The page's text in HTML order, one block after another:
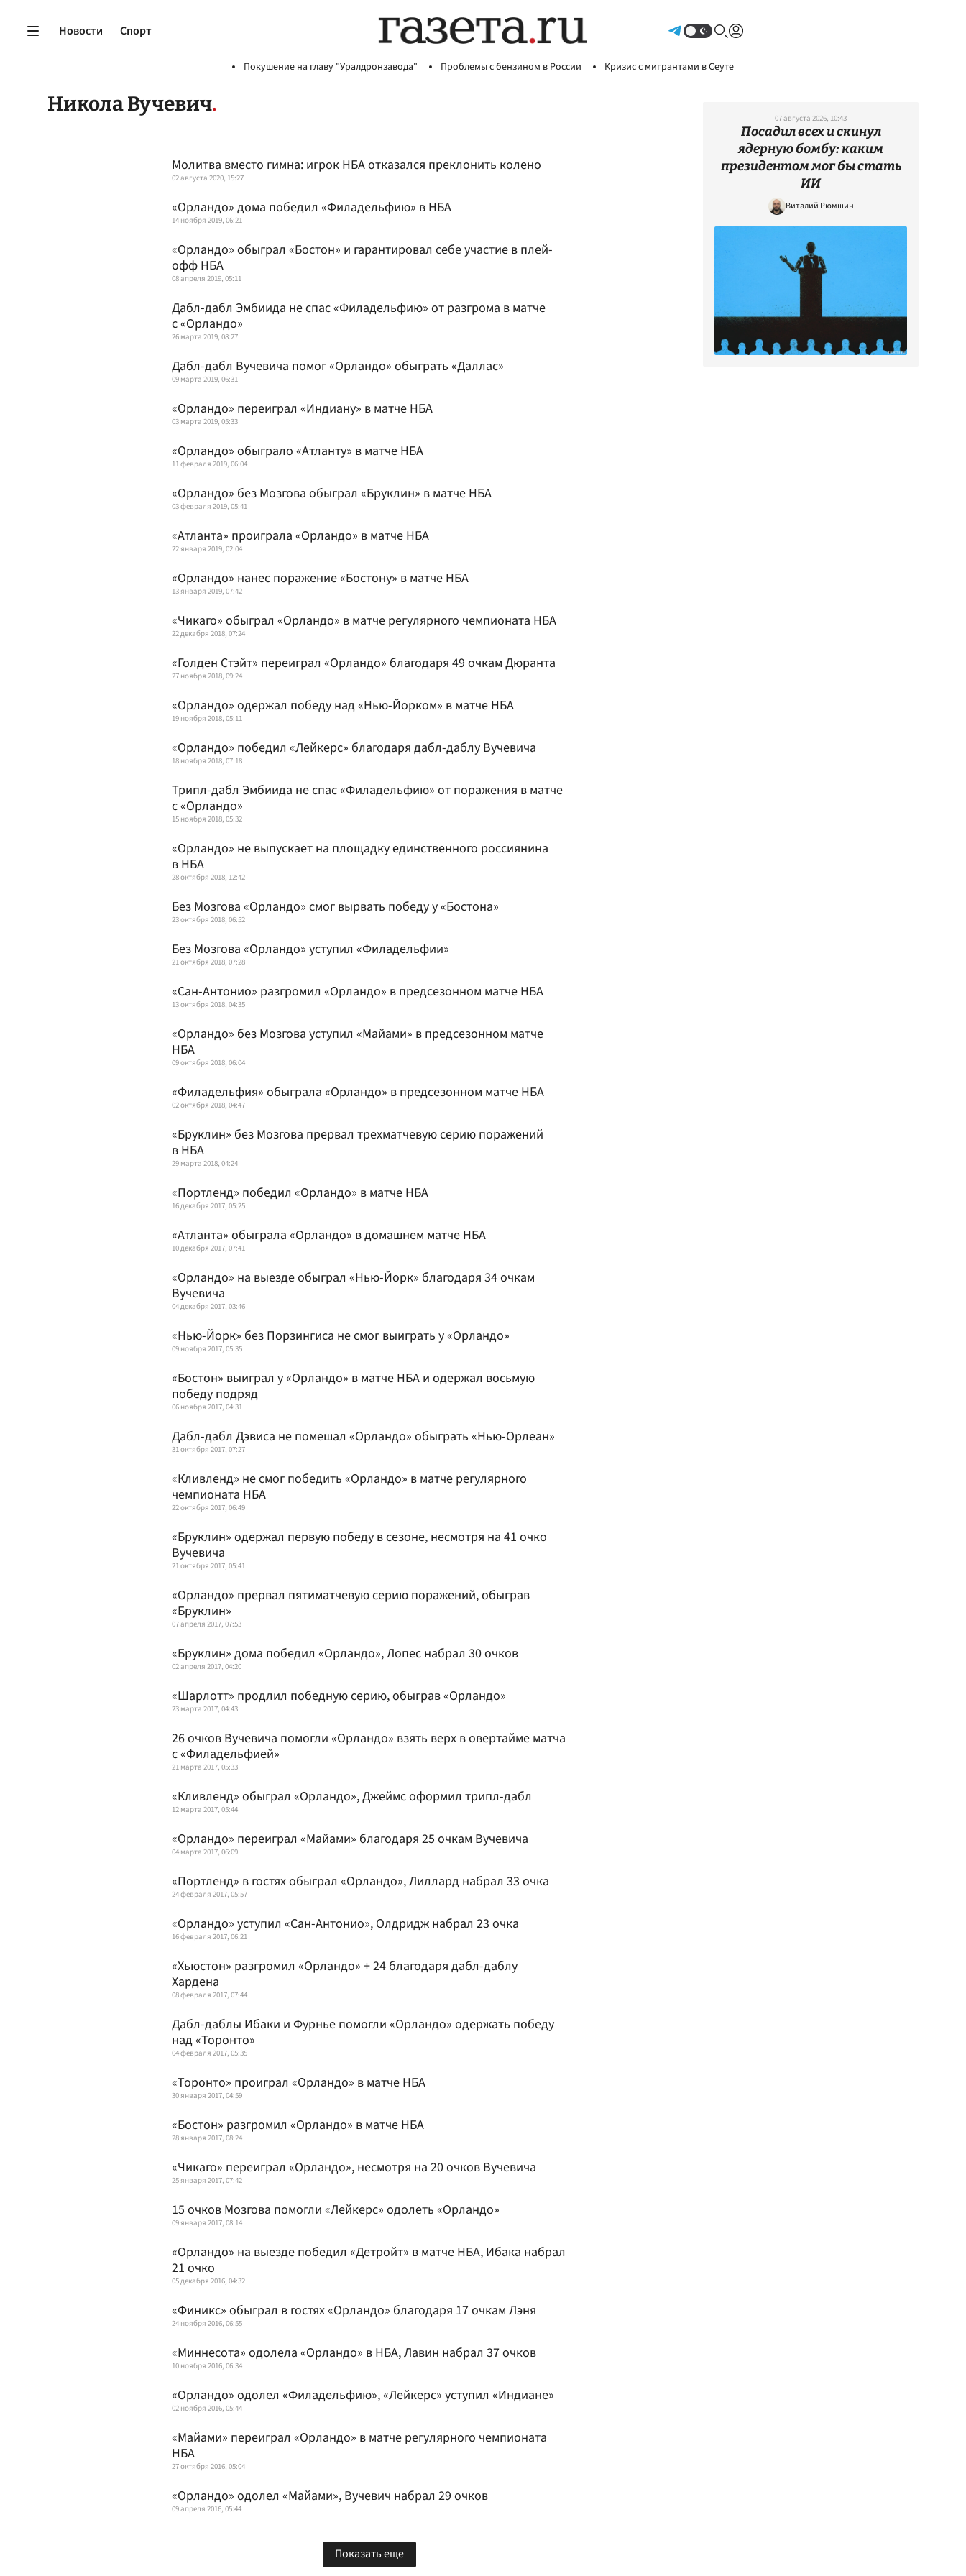
Новости Спорт
Покушение на главу "Уралдронзавода" Проблемы с бензином в России Кризис с мигрантами в Сеуте
Никола Вучевич
Молитва вместо гимна: игрок НБА отказался преклонить колено
02 августа 2020, 15:27
«Орландо» дома победил «Филадельфию» в НБА
14 ноября 2019, 06:21
«Орландо» обыграл «Бостон» и гарантировал себе участие в плей-
офф НБА
08 апреля 2019, 05:11
Дабл-дабл Эмбиида не спас «Филадельфию» от разгрома в матче
с «Орландо»
26 марта 2019, 08:27
Дабл-дабл Вучевича помог «Орландо» обыграть «Даллас»
09 марта 2019, 06:31
«Орландо» переиграл «Индиану» в матче НБА
03 марта 2019, 05:33
«Орландо» обыграло «Атланту» в матче НБА
11 февраля 2019, 06:04
«Орландо» без Мозгова обыграл «Бруклин» в матче НБА
03 февраля 2019, 05:41
«Атланта» проиграла «Орландо» в матче НБА
22 января 2019, 02:04
«Орландо» нанес поражение «Бостону» в матче НБА
13 января 2019, 07:42
«Чикаго» обыграл «Орландо» в матче регулярного чемпионата НБА
22 декабря 2018, 07:24
«Голден Стэйт» переиграл «Орландо» благодаря 49 очкам Дюранта
27 ноября 2018, 09:24
«Орландо» одержал победу над «Нью-Йорком» в матче НБА
19 ноября 2018, 05:11
«Орландо» победил «Лейкерс» благодаря дабл-даблу Вучевича
18 ноября 2018, 07:18
Трипл-дабл Эмбиида не спас «Филадельфию» от поражения в матче
с «Орландо»
15 ноября 2018, 05:32
«Орландо» не выпускает на площадку единственного россиянина
в НБА
28 октября 2018, 12:42
Без Мозгова «Орландо» смог вырвать победу у «Бостона»
23 октября 2018, 06:52
Без Мозгова «Орландо» уступил «Филадельфии»
21 октября 2018, 07:28
«Сан-Антонио» разгромил «Орландо» в предсезонном матче НБА
13 октября 2018, 04:35
«Орландо» без Мозгова уступил «Майами» в предсезонном матче
НБА
09 октября 2018, 06:04
«Филадельфия» обыграла «Орландо» в предсезонном матче НБА
02 октября 2018, 04:47
«Бруклин» без Мозгова прервал трехматчевую серию поражений
в НБА
29 марта 2018, 04:24
«Портленд» победил «Орландо» в матче НБА
16 декабря 2017, 05:25
«Атланта» обыграла «Орландо» в домашнем матче НБА
10 декабря 2017, 07:41
«Орландо» на выезде обыграл «Нью-Йорк» благодаря 34 очкам
Вучевича
04 декабря 2017, 03:46
«Нью-Йорк» без Порзингиса не смог выиграть у «Орландо»
09 ноября 2017, 05:35
«Бостон» выиграл у «Орландо» в матче НБА и одержал восьмую
победу подряд
06 ноября 2017, 04:31
Дабл-дабл Дэвиса не помешал «Орландо» обыграть «Нью-Орлеан»
31 октября 2017, 07:27
«Кливленд» не смог победить «Орландо» в матче регулярного
чемпионата НБА
22 октября 2017, 06:49
«Бруклин» одержал первую победу в сезоне, несмотря на 41 очко
Вучевича
21 октября 2017, 05:41
«Орландо» прервал пятиматчевую серию поражений, обыграв
«Бруклин»
07 апреля 2017, 07:53
«Бруклин» дома победил «Орландо», Лопес набрал 30 очков
02 апреля 2017, 04:20
«Шарлотт» продлил победную серию, обыграв «Орландо»
23 марта 2017, 04:43
26 очков Вучевича помогли «Орландо» взять верх в овертайме матча
с «Филадельфией»
21 марта 2017, 05:33
«Кливленд» обыграл «Орландо», Джеймс оформил трипл-дабл
12 марта 2017, 05:44
«Орландо» переиграл «Майами» благодаря 25 очкам Вучевича
04 марта 2017, 06:09
«Портленд» в гостях обыграл «Орландо», Лиллард набрал 33 очка
24 февраля 2017, 05:57
«Орландо» уступил «Сан-Антонио», Олдридж набрал 23 очка
16 февраля 2017, 06:21
«Хьюстон» разгромил «Орландо» + 24 благодаря дабл-даблу
Хардена
08 февраля 2017, 07:44
Дабл-даблы Ибаки и Фурнье помогли «Орландо» одержать победу
над «Торонто»
04 февраля 2017, 05:35
«Торонто» проиграл «Орландо» в матче НБА
30 января 2017, 04:59
«Бостон» разгромил «Орландо» в матче НБА
28 января 2017, 08:24
«Чикаго» переиграл «Орландо», несмотря на 20 очков Вучевича
25 января 2017, 07:42
15 очков Мозгова помогли «Лейкерс» одолеть «Орландо»
09 января 2017, 08:14
«Орландо» на выезде победил «Детройт» в матче НБА, Ибака набрал
21 очко
05 декабря 2016, 04:32
«Финикс» обыграл в гостях «Орландо» благодаря 17 очкам Лэня
24 ноября 2016, 06:55
«Миннесота» одолела «Орландо» в НБА, Лавин набрал 37 очков
10 ноября 2016, 06:34
«Орландо» одолел «Филадельфию», «Лейкерс» уступил «Индиане»
02 ноября 2016, 05:44
«Майами» переиграл «Орландо» в матче регулярного чемпионата
НБА
27 октября 2016, 05:04
«Орландо» одолел «Майами», Вучевич набрал 29 очков
09 апреля 2016, 05:44
Показать еще
07 августа 2026, 10:43
Посадил всех и скинул
ядерную бомбу: каким
президентом мог бы стать
ИИ
Виталий Рюмшин